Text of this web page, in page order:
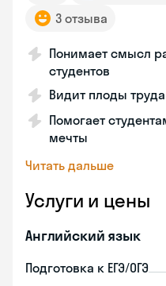
3 отзыва
Понимает смысл
студентов
Видит плоды
Помогает
мечты
Читать дальше
Услуги и цены
Английский язык
Подготовка к ЕГЭ/ОГЭ